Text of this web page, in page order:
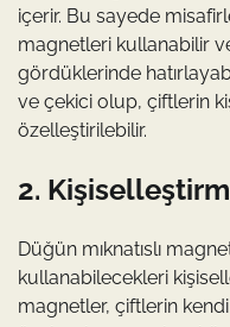
içerir. Bu sayede
magnetleri kullanabilir
gördüklerinde
ve çekici olup, çiftlerin
özelleştirilebilir.
2.
Düğün mıknatıslı
kullanabilecekleri
magnetler, çiftlerin kendi